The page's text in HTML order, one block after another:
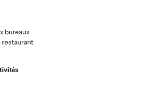
bureaux
restaurant